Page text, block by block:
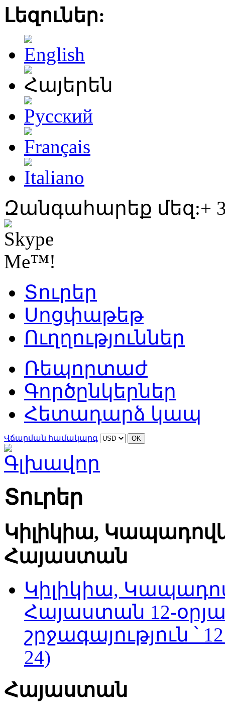
Լեզուներ:
Զանգահարեք մեզ:+
Տուրեր
Սոցփաթեթ
Ուղղություններ
Ռեպորտաժ
Գործընկերներ
Հետադարձ կապ
Վճարման համակարգ
Տուրեր
Կիլիկիա,
Հայաստան
Կիլիկիա,
Հայաստան 12-
շրջագայություն ՝
24)
Հայաստան